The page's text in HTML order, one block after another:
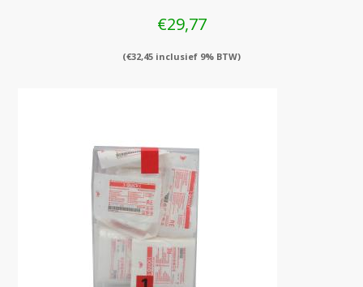
€29,77
(€32,45 inclusief 9% BTW)